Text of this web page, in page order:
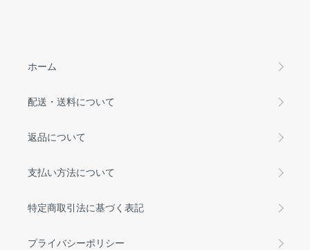
ホーム
配送・送料について
返品について
支払い方法について
特定商取引法に基づく表記
プライバシーポリシー